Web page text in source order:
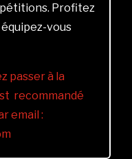
Profitez
vous
passer à la
recommandé
email :